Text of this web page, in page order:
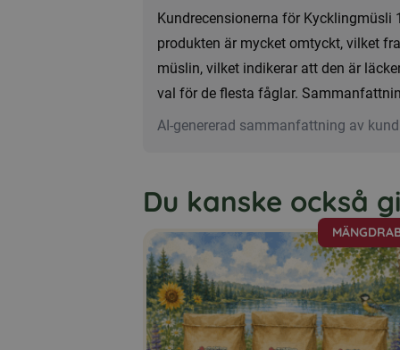
Kundrecensionerna för
produkten är mycket omtyckt, vilket
müslin, vilket indikerar att den är
val för de flesta fåglar.
AI-genererad sammanfattning av
Du kanske också